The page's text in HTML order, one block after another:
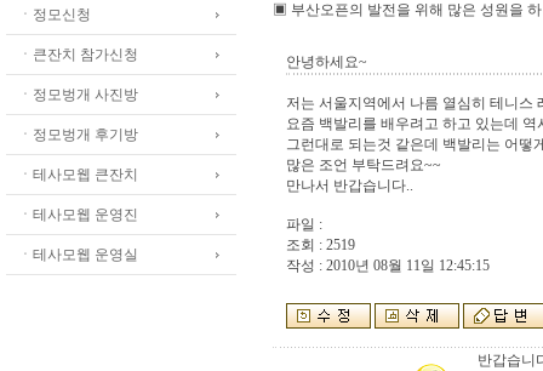
ㆍ정모신청
ㆍ큰잔치 참가신청
ㆍ정모벙개 사진방
ㆍ정모벙개 후기방
ㆍ테사모웹 큰잔치
ㆍ테사모웹 운영진
ㆍ테사모웹 운영실
▣ 부산오픈의 발전을 위해 많은 성원을
안녕하세요~
저는 서울지역에서 나름 열심히 테니스
요즘 백발리를 배우려고 하고 있는데
그런대로 되는것 같은데 백발리는 어떻
많은 조언 부탁드려요~~
만나서 반갑습니다..
파일 :
조회 : 2519
작성 : 2010년 08월 11일 12:45:15
반갑습니